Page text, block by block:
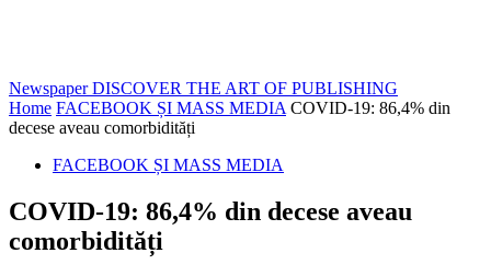
Newspaper DISCOVER THE ART OF PUBLISHING
Home FACEBOOK ȘI MASS MEDIA COVID-19: 86,4% din
decese aveau comorbidități
FACEBOOK ȘI MASS MEDIA
COVID-19: 86,4% din decese aveau
comorbidități